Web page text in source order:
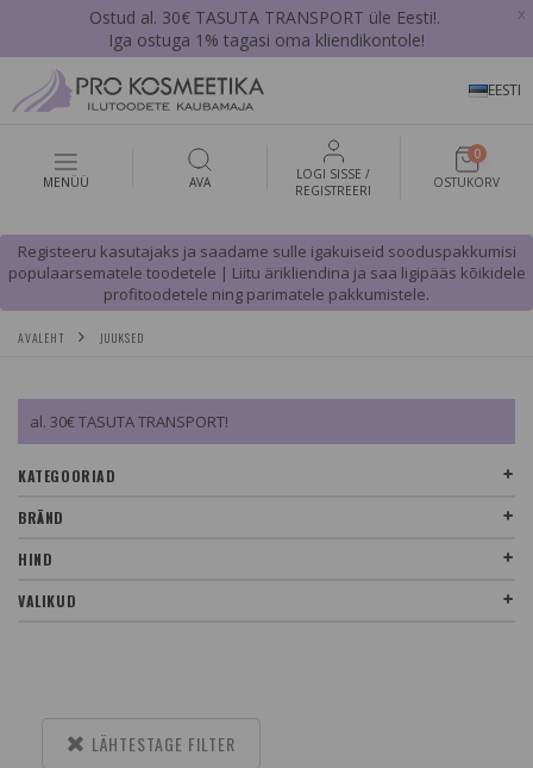
Ostud al. 30€ TASUTA TRANSPORT üle Eesti!.
Iga ostuga 1% tagasi oma kliendikontole!
x
EESTI
MENÜÜ AVA
LOGI SISSE /
REGISTREERI
0
OSTUKORV
Registeeru kasutajaks ja saadame sulle igakuiseid sooduspakkumisi
populaarsematele toodetele | Liitu ärikliendina ja saa ligipääs kõikidele
profitoodetele ning parimatele pakkumistele.
AVALEHT JUUKSED
al. 30€ TASUTA TRANSPORT!
KATEGOORIAD
BRÄND
HIND
VALIKUD
LÄHTESTAGE FILTER